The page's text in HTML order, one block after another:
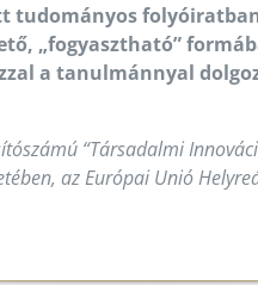
tudományos
„fogyasztható”
a tanulmánnyal
“Társadalmi
az Európai Unió